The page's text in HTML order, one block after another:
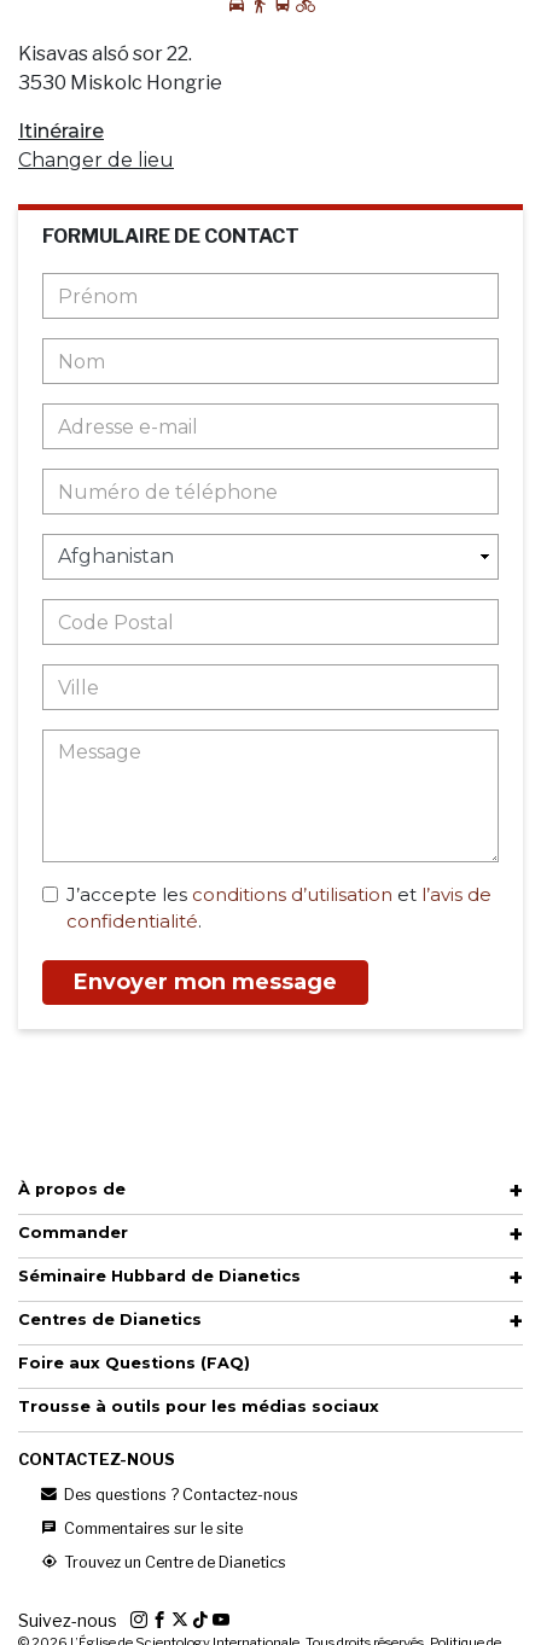
Kisavas alsó sor 22.
3530 Miskolc Hongrie
Itinéraire
Changer de lieu
FORMULAIRE DE CONTACT
J’accepte les conditions d’utilisation et l’avis de
confidentialité.
Envoyer mon message
À propos de
Commander
Séminaire Hubbard de Dianetics
Centres de Dianetics
Foire aux Questions (FAQ)
Trousse à outils pour les médias sociaux
CONTACTEZ-NOUS
Des questions ? Contactez-nous
Commentaires sur le site
Trouvez un Centre de Dianetics
Suivez-nous